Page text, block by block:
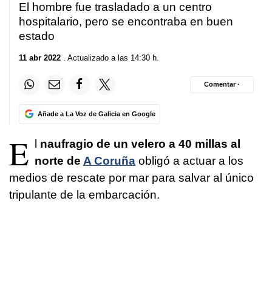
seconds
El hombre fue trasladado a un centro
hospitalario, pero se encontraba en buen
estado
11 abr 2022 . Actualizado a las 14:30 h.
Añade a La Voz de Galicia en Google
Comentar ·
E l naufragio de un velero a 40 millas al
norte de A Coruña obligó a actuar a los
medios de rescate por mar para salvar al único
tripulante de la embarcación.